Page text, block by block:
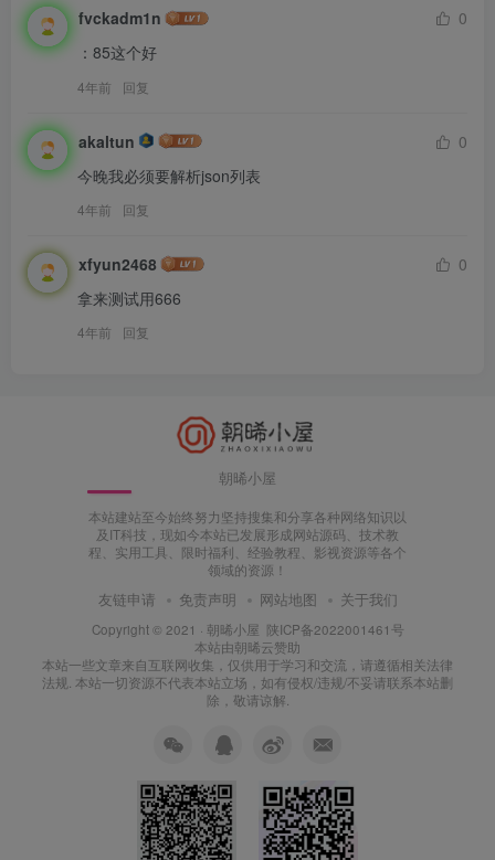
fvckadm1n
0
：85这个好
4年前 回复
akaltun
0
今晚我必须要解析json列表
4年前 回复
xfyun2468
0
拿来测试用666
4年前 回复
朝晞小屋
本站建站至今始终努力坚持搜集和分享各种网络知识以
及IT科技，现如今本站已发展形成网站源码、技术教
程、实用工具、限时福利、经验教程、影视资源等各个
领域的资源！
友链申请 免责声明 网站地图 关于我们
Copyright © 2021 · 朝晞小屋 陕ICP备2022001461号
本站由朝晞云赞助
本站一些文章来自互联网收集，仅供用于学习和交流，请遵循相关法律
法规. 本站一切资源不代表本站立场，如有侵权/违规/不妥请联系本站删
除，敬请谅解.